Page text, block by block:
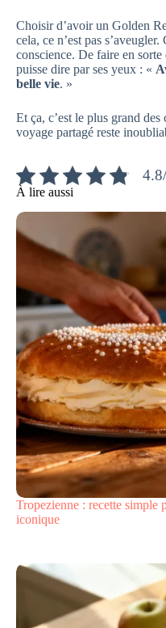
Choisir d’avoir un Golden
cela, ce n’est pas
conscience. De faire en
puisse dire par ses yeux : «
belle vie. »
Et ça, c’est le plus grand
voyage partagé reste
À lire aussi
Tropezienne : recette simple
iconique